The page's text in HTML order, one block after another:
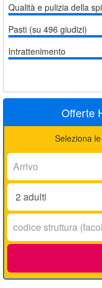
Qualità e pulizia della
Pasti (su 496 giudizi)
Intrattenimento
Offerte
Seleziona
Arrivo:
Adulti:
Codice
struttura: